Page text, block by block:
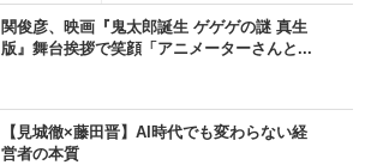
関俊彦、映画『鬼太郎誕生 ゲゲゲの謎 真生
版』舞台挨拶で笑顔「アニメーターさんと...
【見城徹×藤田晋】AI時代でも変わらない経
営者の本質